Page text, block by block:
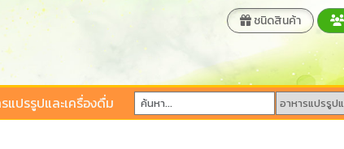
ชนิดสินค้า
แปรรูปและเครื่องดื่ม